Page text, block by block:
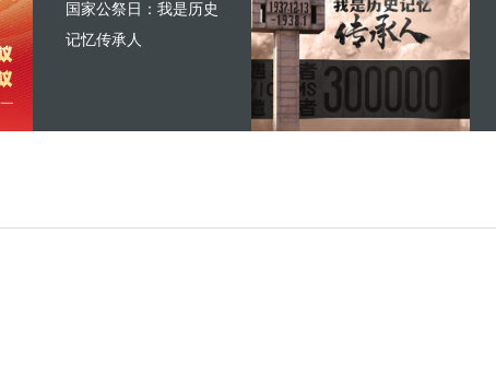
国家公祭日：我是历史
记忆传承人